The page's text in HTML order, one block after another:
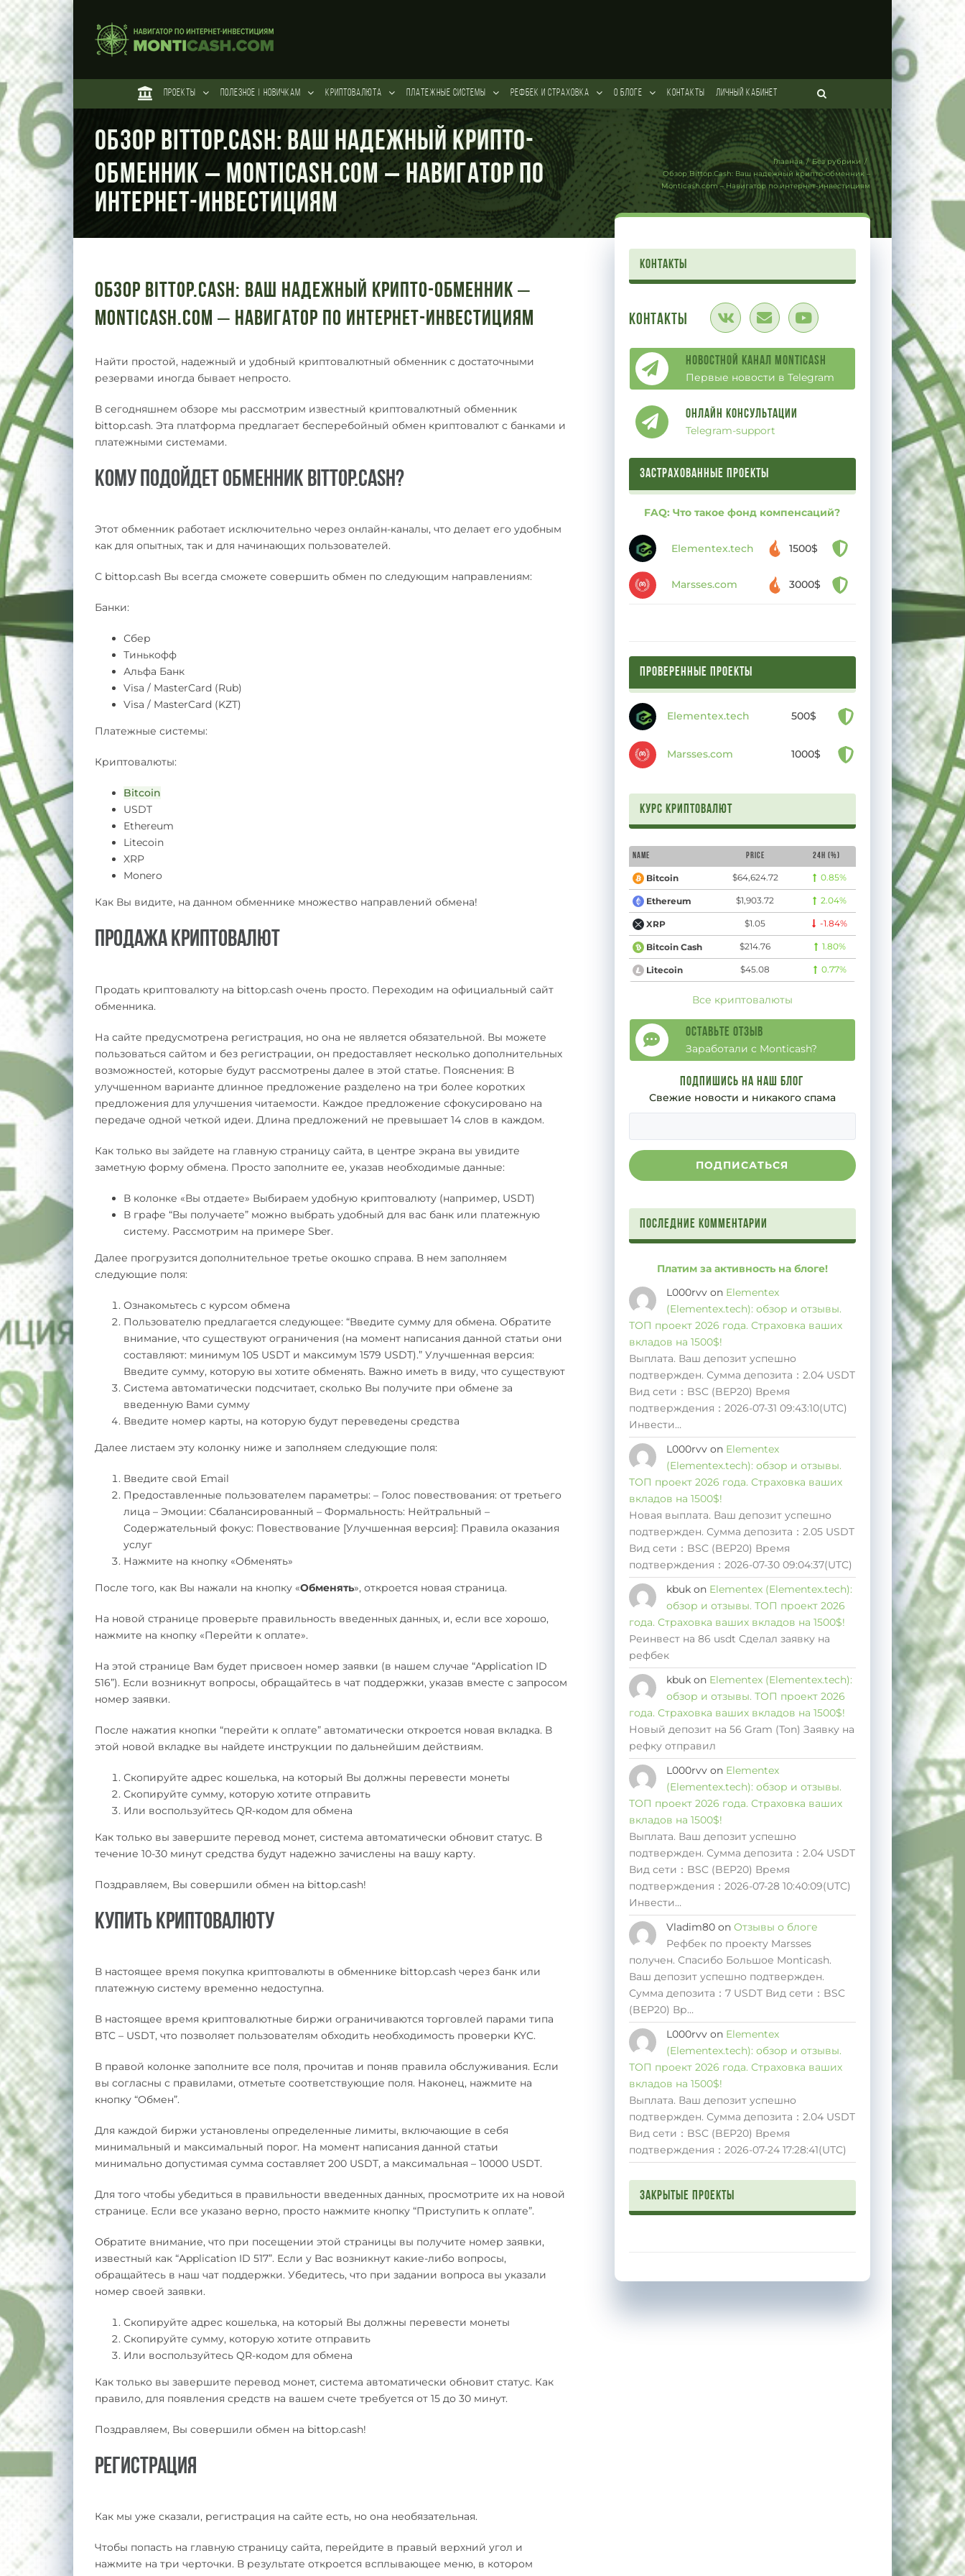
Skip
content
ПРОЕКТЫ ПОЛЕЗНОЕ | НОВИЧКАМ КРИПТОВАЛЮТА ПЛАТЕЖНЫЕ СИСТЕМЫ РЕФБЕК и СТРАХОВКА О БЛОГЕ КОНТАКТЫ ЛИЧНЫЙ КАБИНЕТ
Обзор Bittop.Cash: Ваш надежный крипто-
обменник – Monticash.com – Навигатор по
интернет-инвестициям
Главная / Без рубрики /
Обзор Bittop.Cash: Ваш надежный крипто-обменник –
Monticash.com – Навигатор по интернет-инвестициям
Обзор Bittop.Cash: Ваш надежный крипто-обменник –
Monticash.com – Навигатор по интернет-инвестициям
Найти простой, надежный и удобный криптовалютный обменник с достаточными
резервами иногда бывает непросто.
В сегодняшнем обзоре мы рассмотрим известный криптовалютный обменник
bittop.cash. Эта платформа предлагает бесперебойный обмен криптовалют с банками и
платежными системами.
Кому подойдет обменник bittop.cash?
Этот обменник работает исключительно через онлайн-каналы, что делает его удобным
как для опытных, так и для начинающих пользователей.
С bittop.cash Вы всегда сможете совершить обмен по следующим направлениям:
Банки:
Сбер
Тинькофф
Альфа Банк
Visa / MasterCard (Rub)
Visa / MasterCard (KZT)
Платежные системы:
Криптовалюты:
Bitcoin
USDT
Ethereum
Litecoin
XRP
Monero
Как Вы видите, на данном обменнике множество направлений обмена!
Продажа криптовалют
Продать криптовалюту на bittop.cash очень просто. Переходим на официальный сайт
обменника.
На сайте предусмотрена регистрация, но она не является обязательной. Вы можете
пользоваться сайтом и без регистрации, он предоставляет несколько дополнительных
возможностей, которые будут рассмотрены далее в этой статье. Пояснения: В
улучшенном варианте длинное предложение разделено на три более коротких
предложения для улучшения читаемости. Каждое предложение сфокусировано на
передаче одной четкой идеи. Длина предложений не превышает 14 слов в каждом.
Как только вы зайдете на главную страницу сайта, в центре экрана вы увидите
заметную форму обмена. Просто заполните ее, указав необходимые данные:
В колонке «Вы отдаете» Выбираем удобную криптовалюту (например, USDT)
В графе “Вы получаете” можно выбрать удобный для вас банк или платежную
систему. Рассмотрим на примере Sber.
Далее прогрузится дополнительное третье окошко справа. В нем заполняем
следующие поля:
Ознакомьтесь с курсом обмена
Пользователю предлагается следующее: “Введите сумму для обмена. Обратите
внимание, что существуют ограничения (на момент написания данной статьи они
составляют: минимум 105 USDT и максимум 1579 USDT).” Улучшенная версия:
Введите сумму, которую вы хотите обменять. Важно иметь в виду, что существуют
Система автоматически подсчитает, сколько Вы получите при обмене за
введенную Вами сумму
Введите номер карты, на которую будут переведены средства
Далее листаем эту колонку ниже и заполняем следующие поля:
Введите свой Email
Предоставленные пользователем параметры: – Голос повествования: от третьего
лица – Эмоции: Сбалансированный – Формальность: Нейтральный –
Содержательный фокус: Повествование [Улучшенная версия]: Правила оказания
услуг
Нажмите на кнопку «Обменять»
После того, как Вы нажали на кнопку «Обменять», откроется новая страница.
На новой странице проверьте правильность введенных данных, и, если все хорошо,
нажмите на кнопку «Перейти к оплате».
На этой странице Вам будет присвоен номер заявки (в нашем случае “Application ID
516”). Если возникнут вопросы, обращайтесь в чат поддержки, указав вместе с запросом
номер заявки.
После нажатия кнопки “перейти к оплате” автоматически откроется новая вкладка. В
этой новой вкладке вы найдете инструкции по дальнейшим действиям.
Скопируйте адрес кошелька, на который Вы должны перевести монеты
Скопируйте сумму, которую хотите отправить
Или воспользуйтесь QR-кодом для обмена
Как только вы завершите перевод монет, система автоматически обновит статус. В
течение 10-30 минут средства будут надежно зачислены на вашу карту.
Поздравляем, Вы совершили обмен на bittop.cash!
Купить криптовалюту
В настоящее время покупка криптовалюты в обменнике bittop.cash через банк или
платежную систему временно недоступна.
В настоящее время криптовалютные биржи ограничиваются торговлей парами типа
BTC – USDT, что позволяет пользователям обходить необходимость проверки KYC.
В правой колонке заполните все поля, прочитав и поняв правила обслуживания. Если
вы согласны с правилами, отметьте соответствующие поля. Наконец, нажмите на
кнопку “Обмен”.
Для каждой биржи установлены определенные лимиты, включающие в себя
минимальный и максимальный порог. На момент написания данной статьи
минимально допустимая сумма составляет 200 USDT, а максимальная – 10000 USDT.
Для того чтобы убедиться в правильности введенных данных, просмотрите их на новой
странице. Если все указано верно, просто нажмите кнопку “Приступить к оплате”.
Обратите внимание, что при посещении этой страницы вы получите номер заявки,
известный как “Application ID 517”. Если у Вас возникнут какие-либо вопросы,
обращайтесь в наш чат поддержки. Убедитесь, что при задании вопроса вы указали
номер своей заявки.
Скопируйте адрес кошелька, на который Вы должны перевести монеты
Скопируйте сумму, которую хотите отправить
Или воспользуйтесь QR-кодом для обмена
Как только вы завершите перевод монет, система автоматически обновит статус. Как
правило, для появления средств на вашем счете требуется от 15 до 30 минут.
Поздравляем, Вы совершили обмен на bittop.cash!
Регистрация
Как мы уже сказали, регистрация на сайте есть, но она необязательная.
Чтобы попасть на главную страницу сайта, перейдите в правый верхний угол и
нажмите на три черточки. В результате откроется всплывающее меню, в котором
контакты
Контакты
Новостной канал Monticash
Первые новости в Telegram
Онлайн Консультации
Telegram-support
ЗАСТРАХОВАННЫЕ ПРОЕКТЫ
FAQ: Что такое фонд компенсаций?
Elementex.tech 1500$
Marsses.com 3000$
ПРОВЕРЕННЫЕ ПРОЕКТЫ
Elementex.tech 500$
Marsses.com 1000$
Курс криптовалют
Name Price 24H (%)
Bitcoin $64,624.72 0.85%
Ethereum $1,903.72 2.04%
XRP $1.05 -1.84%
Bitcoin Cash $214.76 1.80%
Litecoin $45.08 0.77%
Все криптовалюты
Оставьте отзыв
Заработали с Monticash?
Подпишись на наш блог
Свежие новости и никакого спама
Последние комментарии
Платим за активность на блоге!
L000rvv on Elementex
(Elementex.tech): обзор и отзывы.
ТОП проект 2026 года. Страховка ваших
вкладов на 1500$!
Выплата. Ваш депозит успешно
подтвержден. Сумма депозита：2.04 USDT
Вид сети：BSC (BEP20) Время
подтверждения：2026-07-31 09:43:10(UTC)
Инвести…
L000rvv on Elementex
(Elementex.tech): обзор и отзывы.
ТОП проект 2026 года. Страховка ваших
вкладов на 1500$!
Новая выплата. Ваш депозит успешно
подтвержден. Сумма депозита：2.05 USDT
Вид сети：BSC (BEP20) Время
подтверждения：2026-07-30 09:04:37(UTC)
kbuk on Elementex (Elementex.tech):
обзор и отзывы. ТОП проект 2026
года. Страховка ваших вкладов на 1500$!
Реинвест на 86 usdt Сделал заявку на
рефбек
kbuk on Elementex (Elementex.tech):
обзор и отзывы. ТОП проект 2026
года. Страховка ваших вкладов на 1500$!
Новый депозит на 56 Gram (Ton) Заявку на
рефку отправил
L000rvv on Elementex
(Elementex.tech): обзор и отзывы.
ТОП проект 2026 года. Страховка ваших
вкладов на 1500$!
Выплата. Ваш депозит успешно
подтвержден. Сумма депозита：2.04 USDT
Вид сети：BSC (BEP20) Время
подтверждения：2026-07-28 10:40:09(UTC)
Инвести…
Vladim80 on Отзывы о блоге
Рефбек по проекту Marsses
получен. Спасибо Большое Monticash.
Ваш депозит успешно подтвержден.
Сумма депозита：7 USDT Вид сети：BSC
(BEP20) Вр…
L000rvv on Elementex
(Elementex.tech): обзор и отзывы.
ТОП проект 2026 года. Страховка ваших
вкладов на 1500$!
Выплата. Ваш депозит успешно
подтвержден. Сумма депозита：2.04 USDT
Вид сети：BSC (BEP20) Время
подтверждения：2026-07-24 17:28:41(UTC)
Закрытые проекты